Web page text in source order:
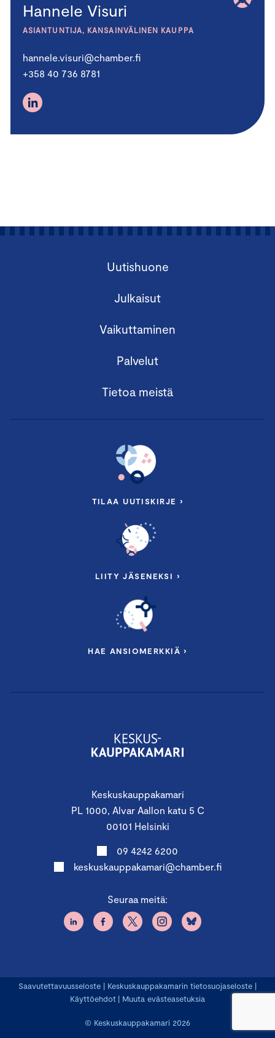
Hannele Visuri
ASIANTUNTIJA, KANSAINVÄLINEN KAUPPA
hannele.visuri@chamber.fi
+358 40 736 8781
Keskuskauppakamari
PL 1000, Alvar Aallon katu 5 C
00101 Helsinki
09 4242 6200
keskuskauppakamari@chamber.fi
Seuraa meitä:
Uutishuone
Julkaisut
Vaikuttaminen
Palvelut
Tietoa meistä
TILAA UUTISKIRJE ›
LIITY JÄSENEKSI ›
HAE ANSIOMERKKIÄ ›
© Keskuskauppakamari 2026
Saavutettavuusseloste | Keskuskauppakamarin tietosuojaseloste |
Käyttöehdot | Muuta evästeasetuksia